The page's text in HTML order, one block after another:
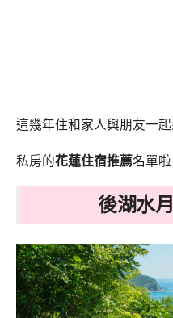
這幾年住和家人與朋友一起
私房的花蓮住宿推薦名單啦
後湖水